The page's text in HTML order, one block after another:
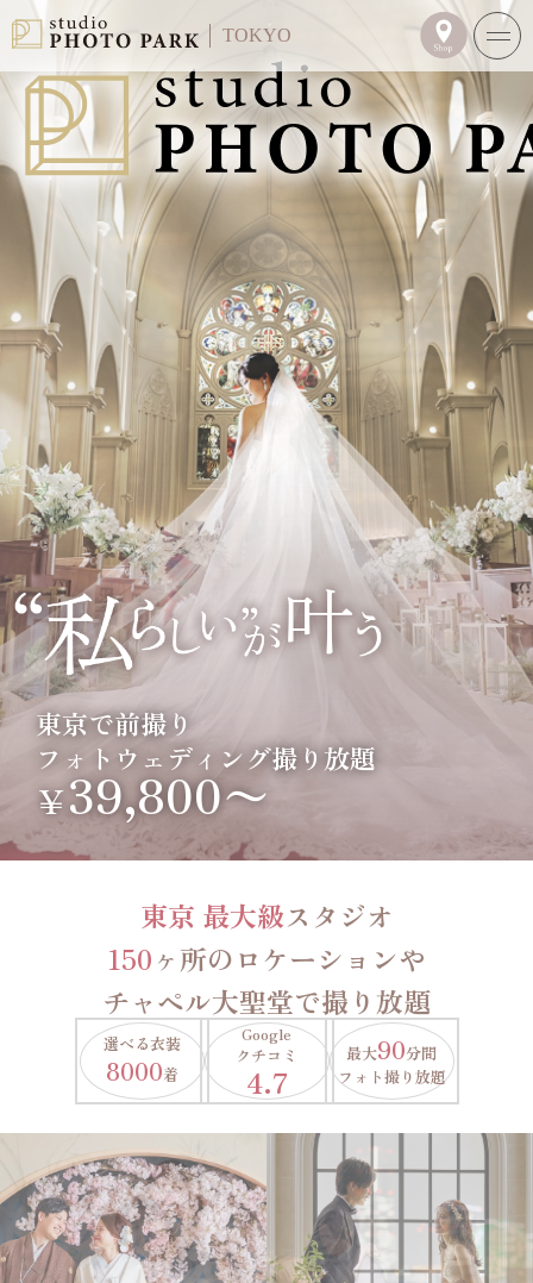
TOKYO
東京で前撮り
フォトウェディング撮り放題
￥39,800〜
東京 最大級スタジオ
150ヶ所のロケーションや
チャペル大聖堂で撮り放題
選べる衣装
8000着
Google
クチコミ
4.7
最大90分間
フォト撮り放題